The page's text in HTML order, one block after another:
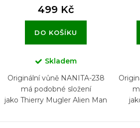
499 Kč
DO KOŠÍKU
Skladem
Originální vůně NANITA-238
má podobné složení
jako Thierry Mugler Alien Man